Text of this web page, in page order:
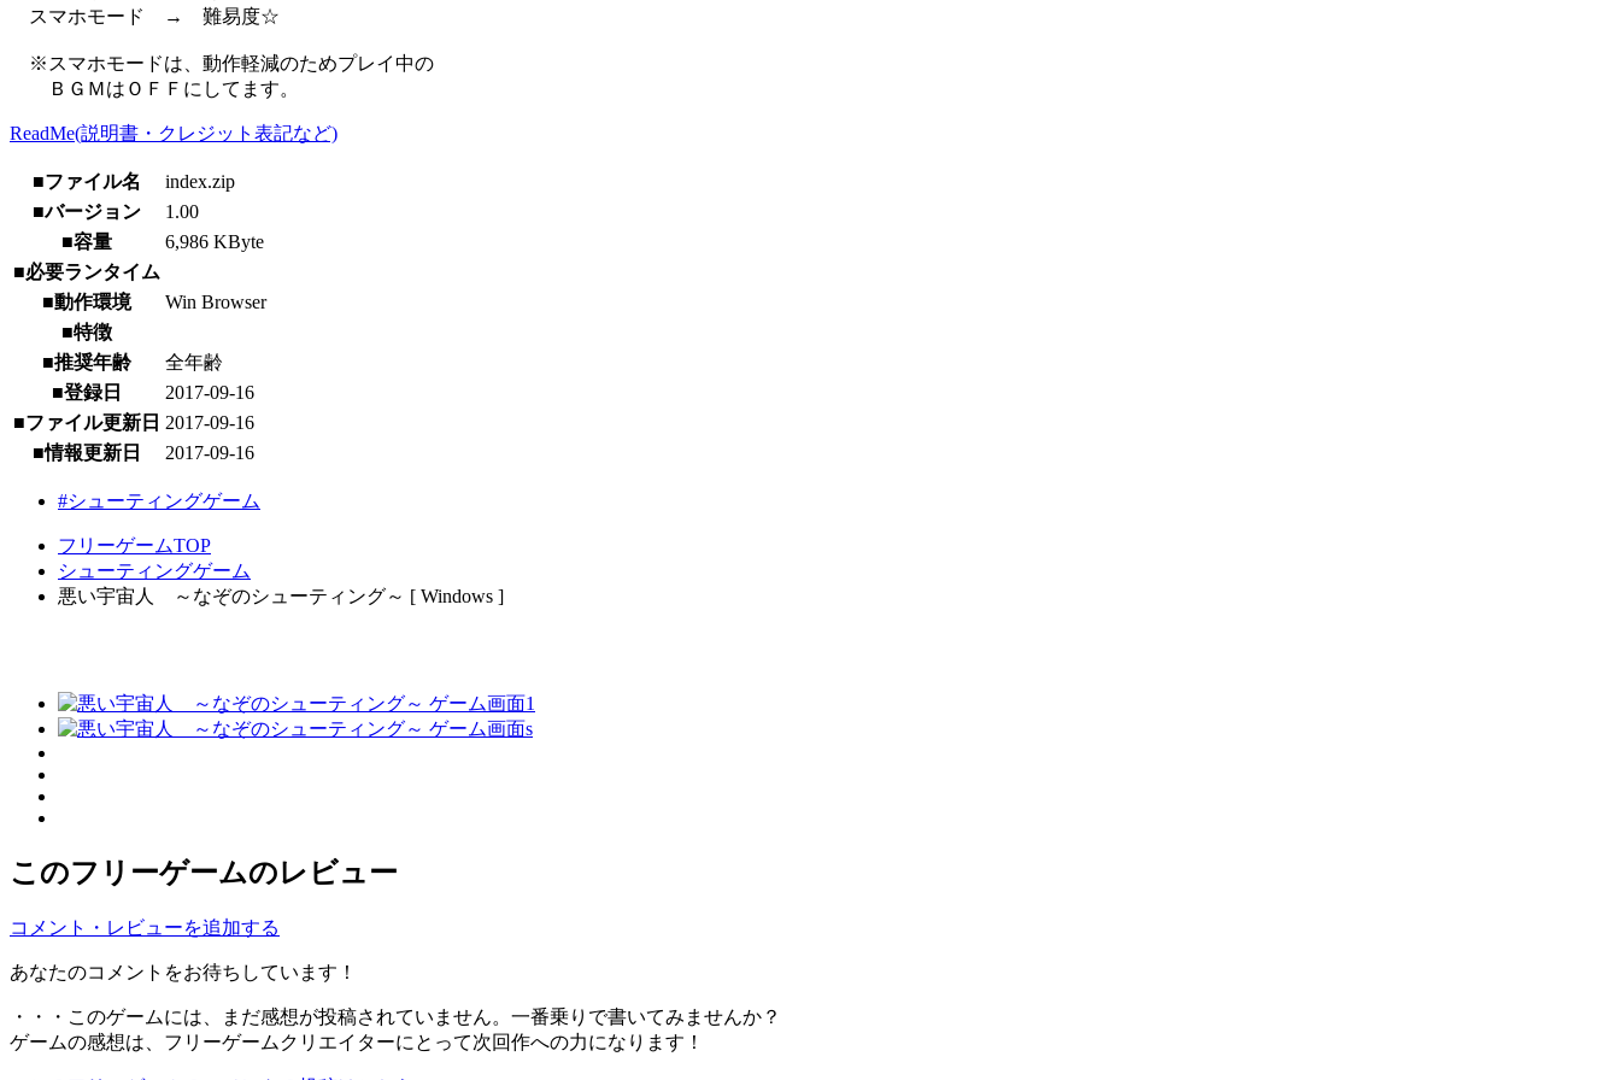
スマホモード → 難易度☆
※スマホモードは、動作軽減のためプレイ中の
ＢＧＭはＯＦＦにしてます。
ReadMe(説明書・クレジット表記など)
■ファイル名
index.zip
■バージョン
1.00
■容量
6,986 KByte
■必要ランタイム
■動作環境
Win Browser
■特徴
■推奨年齢
全年齢
■登録日
2017-09-16
■ファイル更新日 2017-09-16
■情報更新日
2017-09-16
#シューティングゲーム
フリーゲームTOP
シューティングゲーム
悪い宇宙人 ～なぞのシューティング～ [ Windows ]
このフリーゲームのレビュー
コメント・レビューを追加する
あなたのコメントをお待ちしています！
・・・このゲームには、まだ感想が投稿されていません。一番乗りで書いてみませんか？
ゲームの感想は、フリーゲームクリエイターにとって次回作への力になります！